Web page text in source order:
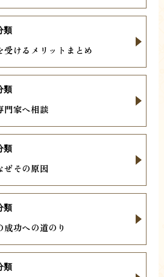
受けるメリットまとめ
類
門家へ相談
類
ぜその原因
類
功への道のり
類
類